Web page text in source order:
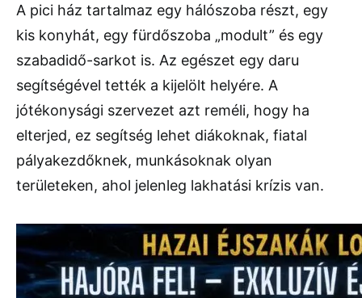
A pici ház tartalmaz egy hálószoba részt, egy
kis konyhát, egy fürdőszoba „modult” és egy
szabadidő-sarkot is. Az egészet egy daru
segítségével tették a kijelölt helyére. A
jótékonysági szervezet azt reméli, hogy ha
elterjed, ez segítség lehet diákoknak, fiatal
pályakezdőknek, munkásoknak olyan
területeken, ahol jelenleg lakhatási krízis van.